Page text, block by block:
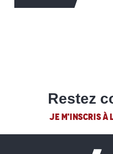
Restez
JE M'INSCRIS À